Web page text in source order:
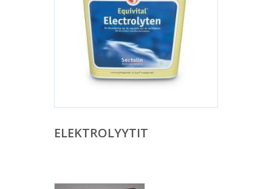
ELEKTROLYYTIT